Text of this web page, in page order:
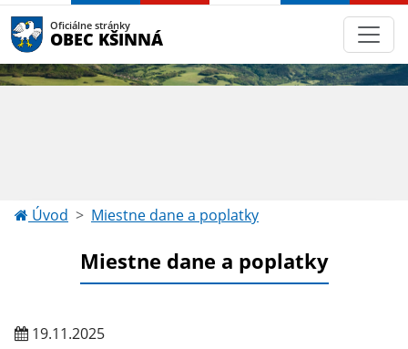
Oficiálne stránky
OBEC KŠINNÁ
Úvod Miestne dane a poplatky
Miestne dane a poplatky
19.11.2025